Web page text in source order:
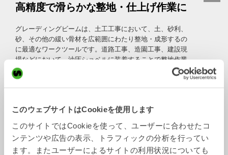
このウェブサイトはCookieを使用します
このサイトではCookieを使って、ユーザーに合わせたコ
ンテンツや広告の表示、トラフィックの分析を行ってい
ます。またユーザーによるサイトの利用状況についても
高精度で滑らかな整地・仕上げ作業に
グレーディングビームは、土工工事において、土、砂利、
砂、その他の緩い骨材を広範囲にわたり整地・成形するの
に最適なワークツールです。道路工事、造園工事、建設現
場などにおいて、油圧ショベルに装着することで整地作業
を迅速に行うことができます。
Steelwristのグレーディングビームは、チルトローテータ
ラケットにより、整地面がチルトローテータと完全に同期
や繊細なエリアでは縮めて使用でき、材料のコントロール
を向上させたい場合には拡張できます。ローラーが目詰ま
りしやすい粘着質の地盤でも、優れた性能を発揮します。